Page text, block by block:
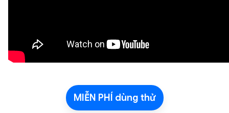
MIỄN PHÍ dùng thử